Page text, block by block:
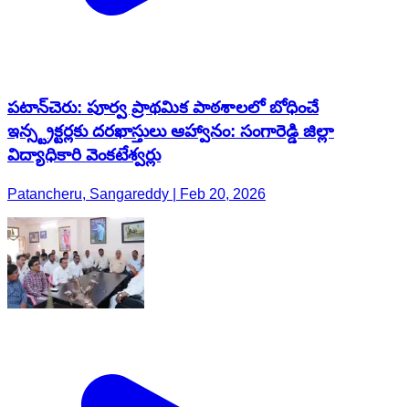
పటాన్​​చెరు: పూర్వ ప్రాథమిక పాఠశాలలో బోధించే
ఇన్స్ట్రక్టర్లకు దరఖాస్తులు ఆహ్వానం: సంగారెడ్డి జిల్లా
విద్యాధికారి వెంకటేశ్వర్లు
Patancheru, Sangareddy | Feb 20, 2026